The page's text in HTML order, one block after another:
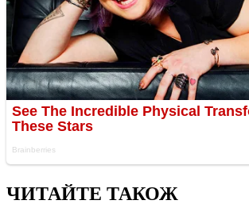
ЧИТАЙТЕ ТАКОЖ